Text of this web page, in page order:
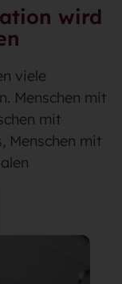
wird
viele
Menschen mit
mit
Menschen mit